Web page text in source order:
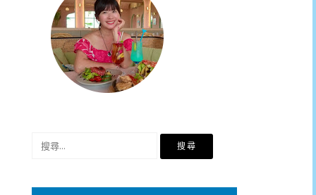
鍵